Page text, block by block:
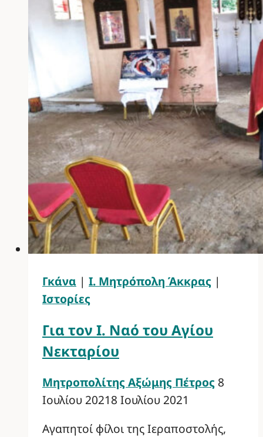
Γκάνα | Ι. Μητρόπολη Άκκρας |
Ιστορίες
Για τον Ι. Ναό του Αγίου
Νεκταρίου
Μητροπολίτης Αξώμης Πέτρος 8
Ιουλίου 20218 Ιουλίου 2021
Αγαπητοί φίλοι της Ιεραποστολής,